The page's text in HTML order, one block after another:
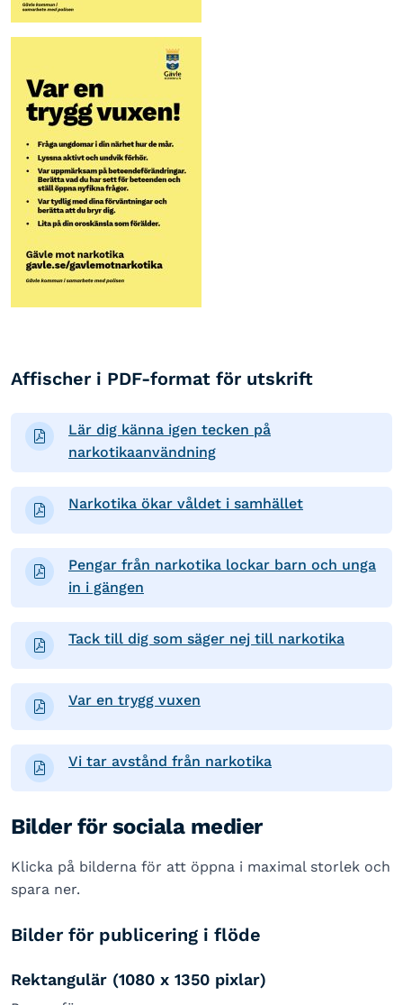
Affischer i PDF-format för utskrift
Lär dig känna igen tecken på
narkotikaanvändning
Narkotika ökar våldet i samhället
Pengar från narkotika lockar barn och unga
in i gängen
Tack till dig som säger nej till narkotika
Var en trygg vuxen
Vi tar avstånd från narkotika
Bilder för sociala medier
Klicka på bilderna för att öppna i maximal storlek och
spara ner.
Bilder för publicering i flöde
Rektangulär (1080 x 1350 pixlar)